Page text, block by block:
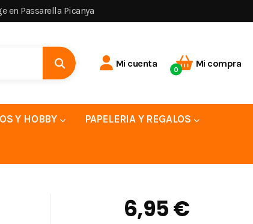
en Passarella Picanya
Mi cuenta Mi compra
0
Y HOBBY PAPELERIA Y REGALOS
6,95 €